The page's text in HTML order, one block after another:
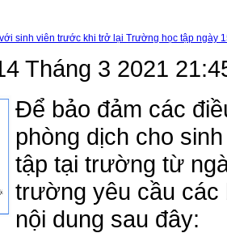
sinh viên trước khi trở lại Trường học tập ngày
Tháng 3 2021
Để bảo đảm các
phòng dịch cho
tập tại trường từ
trường yêu cầu các
nội dung sau đây: